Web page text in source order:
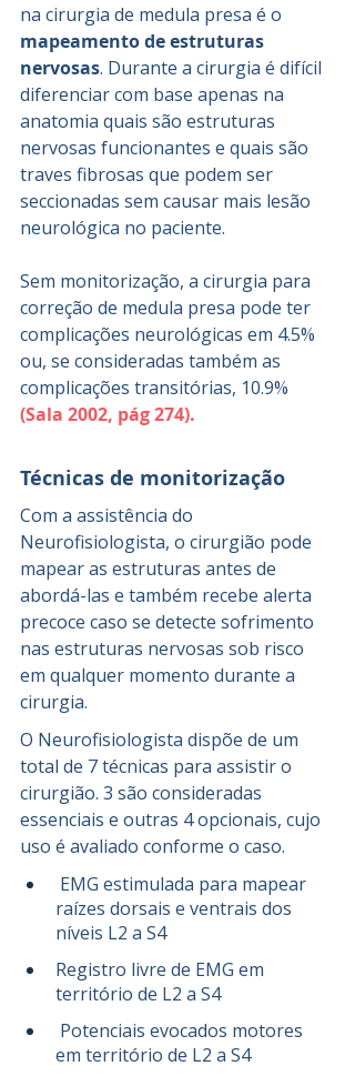
na cirurgia de medula presa é o
mapeamento de estruturas
nervosas. Durante a cirurgia é difícil
diferenciar com base apenas na
anatomia quais são estruturas
nervosas funcionantes e quais são
traves fibrosas que podem ser
seccionadas sem causar mais lesão
neurológica no paciente.
Sem monitorização, a cirurgia para
correção de medula presa pode ter
complicações neurológicas em 4.5%
ou, se consideradas também as
complicações transitórias, 10.9%
(Sala 2002, pág 274).
Técnicas de monitorização
Com a assistência do
Neurofisiologista, o cirurgião pode
mapear as estruturas antes de
abordá-las e também recebe alerta
precoce caso se detecte sofrimento
nas estruturas nervosas sob risco
em qualquer momento durante a
cirurgia.
O Neurofisiologista dispõe de um
total de 7 técnicas para assistir o
cirurgião. 3 são consideradas
essenciais e outras 4 opcionais, cujo
uso é avaliado conforme o caso.
raízes dorsais e ventrais dos
níveis L2 a S4
Registro livre de EMG em
território de L2 a S4
em território de L2 a S4